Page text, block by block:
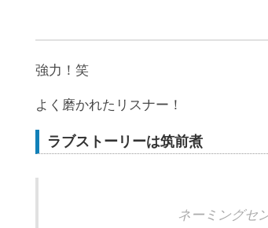
強力！笑
よく磨かれたリスナー！
ラブストーリーは筑前煮
ネーミングセ